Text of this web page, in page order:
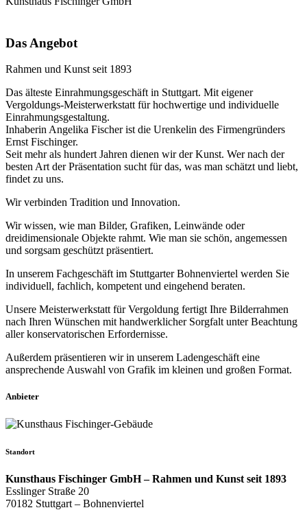
Das Angebot
Rahmen und Kunst seit 1893
Das älteste Einrahmungsgeschäft in Stuttgart. Mit eigener
Vergoldungs-Meisterwerkstatt für hochwertige und individuelle
Einrahmungsgestaltung.
Inhaberin Angelika Fischer ist die Urenkelin des Firmengründers
Ernst Fischinger.
Seit mehr als hundert Jahren dienen wir der Kunst. Wer nach der
besten Art der Präsentation sucht für das, was man schätzt und liebt,
findet zu uns.
Wir verbinden Tradition und Innovation.
Wir wissen, wie man Bilder, Grafiken, Leinwände oder
dreidimensionale Objekte rahmt. Wie man sie schön, angemessen
und sorgsam geschützt präsentiert.
In unserem Fachgeschäft im Stuttgarter Bohnenviertel werden Sie
individuell, fachlich, kompetent und eingehend beraten.
Unsere Meisterwerkstatt für Vergoldung fertigt Ihre Bilderrahmen
nach Ihren Wünschen mit handwerklicher Sorgfalt unter Beachtung
aller konservatorischen Erfordernisse.
Außerdem präsentieren wir in unserem Ladengeschäft eine
ansprechende Auswahl von Grafik im kleinen und großen Format.
Anbieter
Standort
Kunsthaus Fischinger GmbH – Rahmen und Kunst seit 1893
Esslinger Straße 20
70182 Stuttgart – Bohnenviertel